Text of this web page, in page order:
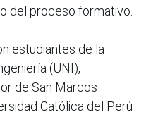
del proceso formativo.
estudiantes de la
(UNI),
de San Marcos
Católica del Perú